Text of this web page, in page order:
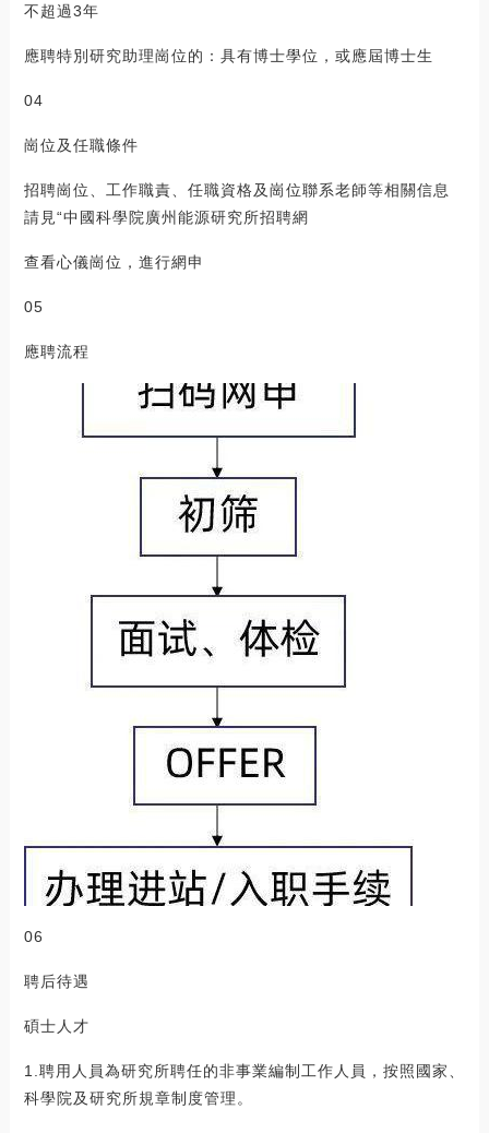
不超過3年
應聘特別研究助理崗位的：具有博士學位，或應屆博士生
04
崗位及任職條件
招聘崗位、工作職責、任職資格及崗位聯系老師等相關信息
請見“中國科學院廣州能源研究所招聘網
查看心儀崗位，進行網申
05
應聘流程
06
聘后待遇
碩士人才
1.聘用人員為研究所聘任的非事業編制工作人員，按照國家、
科學院及研究所規章制度管理。